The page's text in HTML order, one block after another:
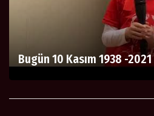
Bugün 10 Kasım 1938 -2021